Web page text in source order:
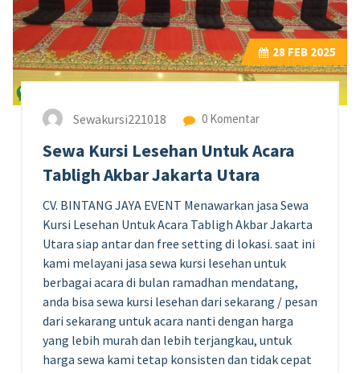
28 FEB 2025
Sewakursi221018 0 Komentar
Sewa Kursi Lesehan Untuk Acara
Tabligh Akbar Jakarta Utara
CV. BINTANG JAYA EVENT Menawarkan jasa Sewa
Kursi Lesehan Untuk Acara Tabligh Akbar Jakarta
Utara siap antar dan free setting di lokasi. saat ini
kami melayani jasa sewa kursi lesehan untuk
berbagai acara di bulan ramadhan mendatang,
anda bisa sewa kursi lesehan dari sekarang / pesan
dari sekarang untuk acara nanti dengan harga
yang lebih murah dan lebih terjangkau, untuk
harga sewa kami tetap konsisten dan tidak cepat